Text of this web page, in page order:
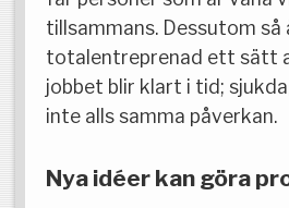
tillsammans. Dessutom så
totalentreprenad ett sätt
jobbet blir klart i tid;
inte alls samma påverkan.
Nya idéer kan göra